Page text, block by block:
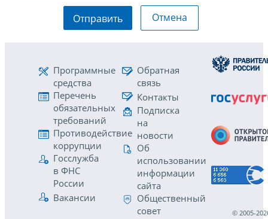
Отправить Отмена
Программные
средства
Перечень
обязательных
требований
Противодействие
коррупции
Госслужба
в ФНС
России
Вакансии
Обратная
связь
Контакты
Подписка
на
новости
Об
использовании
информации
сайта
Общественный
совет
© 2005-